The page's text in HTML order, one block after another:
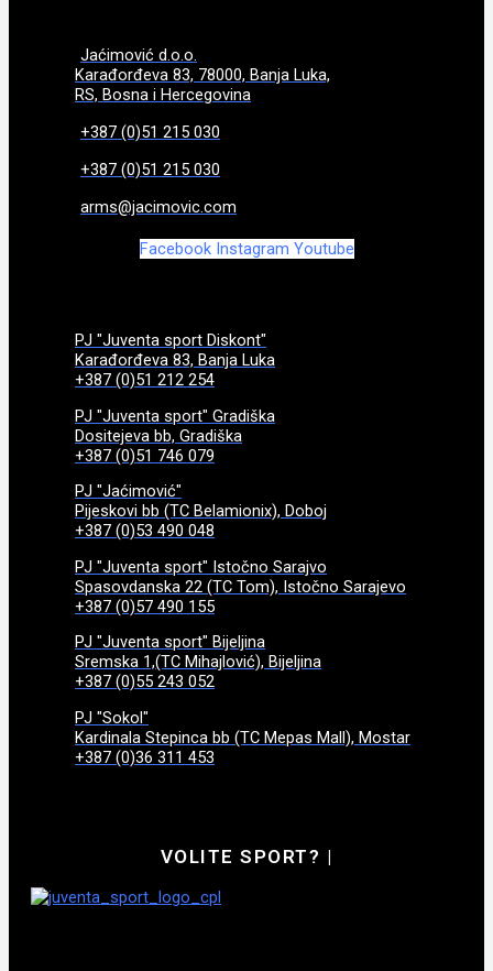
Jaćimović d.o.o.
Karađorđeva 83, 78000, Banja Luka,
RS, Bosna i Hercegovina
+387 (0)51 215 030
+387 (0)51 215 030
arms@jacimovic.com
Facebook Instagram Youtube
PJ "Juventa sport Diskont"
Karađorđeva 83, Banja Luka
+387 (0)51 212 254
PJ "Juventa sport" Gradiška
Dositejeva bb, Gradiška
+387 (0)51 746 079
PJ "Jaćimović"
Pijeskovi bb (TC Belamionix), Doboj
+387 (0)53 490 048
PJ "Juventa sport" Istočno Sarajvo
Spasovdanska 22 (TC Tom), Istočno Sarajevo
+387 (0)57 490 155
PJ "Juventa sport" Bijeljina
Sremska 1,(TC Mihajlović), Bijeljina
+387 (0)55 243 052
PJ "Sokol"
Kardinala Stepinca bb (TC Mepas Mall), Mostar
+387 (0)36 311 453
VOLITE SPORT? |